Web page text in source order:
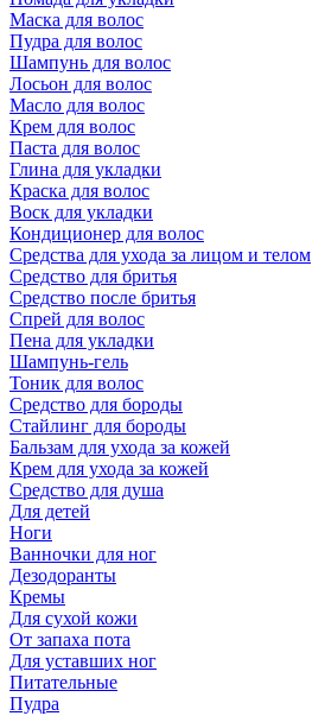
Маска для волос
Пудра для волос
Шампунь для волос
Лосьон для волос
Масло для волос
Крем для волос
Паста для волос
Глина для укладки
Краска для волос
Воск для укладки
Кондиционер для волос
Средства для ухода за лицом и телом
Средство для бритья
Средство после бритья
Спрей для волос
Пена для укладки
Шампунь-гель
Тоник для волос
Средство для бороды
Стайлинг для бороды
Бальзам для ухода за кожей
Крем для ухода за кожей
Средство для душа
Для детей
Ноги
Ванночки для ног
Дезодоранты
Кремы
Для сухой кожи
От запаха пота
Для уставших ног
Питательные
Пудра